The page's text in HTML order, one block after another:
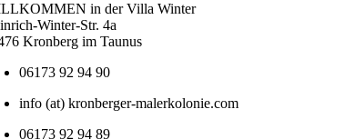
in der Villa Winter
Winter-Str. 4a
Kronberg im Taunus
06173 92 94 90
info (at) kronberger-malerkolonie.com
06173 92 94 89